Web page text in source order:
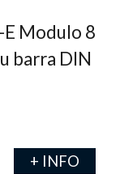
Modulo 8
barra DIN
+ INFO